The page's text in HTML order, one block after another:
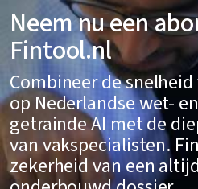
Neem nu een
Fintool.nl
Combineer de
op Nederlandse wet-
getrainde AI met de
van vakspecialisten.
zekerheid van een